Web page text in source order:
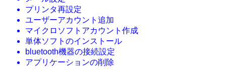
プリンタ再設定
ユーザーアカウント追加
マイクロソフトアカウント作成
単体ソフトのインストール
bluetooth機器の接続設定
アプリケーションの削除